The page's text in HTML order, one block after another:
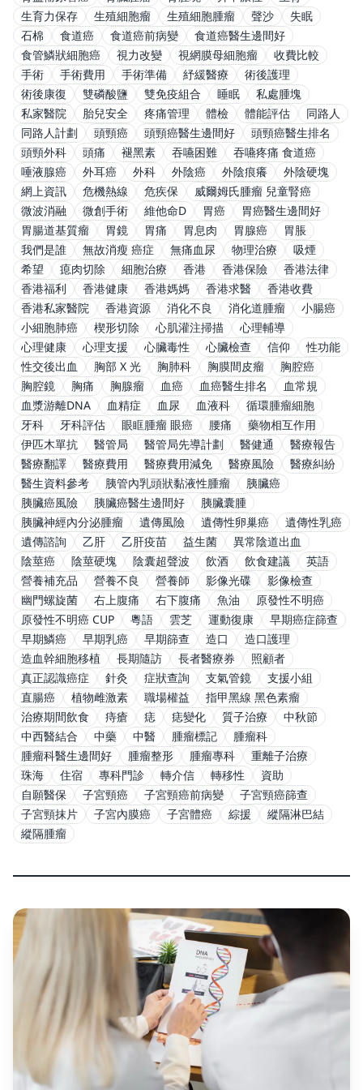
生育力保存
生殖細胞瘤 生殖細胞腫瘤 聲沙
失眠
石棉
食道癌 食道癌前病變
食道癌醫生邊間好
食管鱗狀細胞癌
視力改變 視網膜母細胞瘤
收費比較
手術
手術費用 手術準備 紓緩醫療
術後護理
術後康復
雙磷酸鹽 雙免疫組合 睡眠
私處腫塊
私家醫院
胎兒安全 疼痛管理 體檢 體能評估
同路人
同路人計劃
頭頸癌 頭頸癌醫生邊間好
頭頸癌醫生排名
頭頸外科
頭痛 褪黑素 吞嚥困難
吞嚥疼痛 食道癌
唾液腺癌
外耳癌 外科 外陰癌 外陰痕癢
外陰硬塊
網上資訊
危機熱線 危疾保
威爾姆氏腫瘤 兒童腎癌
微波消融
微創手術 維他命D 胃癌
胃癌醫生邊間好
胃腸道基質瘤
胃鏡 胃痛 胃息肉 胃腺癌
胃脹
我們是誰
無故消瘦 癌症 無痛血尿 物理治療
吸煙
希望
瘜肉切除 細胞治療 香港 香港保險
香港法律
香港福利
香港健康 香港媽媽 香港求醫
香港收費
香港私家醫院
香港資源 消化不良 消化道腫瘤
小腸癌
小細胞肺癌
楔形切除 心肌灌注掃描
心理輔導
心理健康
心理支援 心臟毒性 心臟檢查 信仰
性功能
性交後出血
胸部 X 光 胸肺科 胸膜間皮瘤
胸腔癌
胸腔鏡
胸痛 胸腺瘤 血癌 血癌醫生排名
血常規
血漿游離DNA
血精症 血尿 血液科
循環腫瘤細胞
牙科
牙科評估 眼眶腫瘤 眼癌 腰痛
藥物相互作用
伊匹木單抗
醫管局 醫管局先導計劃 醫健通
醫療報告
醫療翻譯
醫療費用 醫療費用減免 醫療風險
醫療糾紛
醫生資料參考
胰管內乳頭狀黏液性腫瘤
胰臟癌
胰臟癌風險
胰臟癌醫生邊間好
胰臟囊腫
胰臟神經內分泌腫瘤
遺傳風險 遺傳性卵巢癌
遺傳性乳癌
遺傳諮詢
乙肝 乙肝疫苗 益生菌
異常陰道出血
陰莖癌
陰莖硬塊 陰囊超聲波 飲酒 飲食建議
英語
營養補充品
營養不良 營養師 影像光碟
影像檢查
幽門螺旋菌
右上腹痛 右下腹痛 魚油
原發性不明癌
原發性不明癌 CUP
粵語 雲芝 運動復康
早期癌症篩查
早期鱗癌
早期乳癌 早期篩查 造口
造口護理
造血幹細胞移植
長期隨訪 長者醫療券
照顧者
真正認識癌症
針灸 症狀查詢 支氣管鏡
支援小組
直腸癌
植物雌激素 職場權益
指甲黑線 黑色素瘤
治療期間飲食
痔瘡 痣 痣變化 質子治療
中秋節
中西醫結合
中藥 中醫 腫瘤標記
腫瘤科
腫瘤科醫生邊間好
腫瘤整形 腫瘤專科
重離子治療
珠海
住宿 專科門診 轉介信 轉移性
資助
自願醫保
子宮頸癌 子宮頸癌前病變
子宮頸癌篩查
子宮頸抹片
子宮內膜癌 子宮體癌 綜援
縱隔淋巴結
縱隔腫瘤